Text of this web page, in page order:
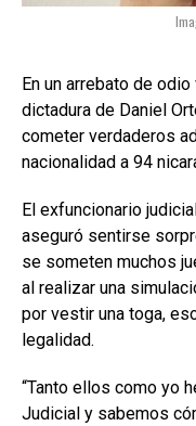
En un arrebato de
dictadura de Daniel
cometer verdaderos
nacionalidad a 94
El exfuncionario
aseguró sentirse
se someten muchos
al realizar una
por vestir una toga,
legalidad.
“Tanto ellos como yo
Judicial y sabemos